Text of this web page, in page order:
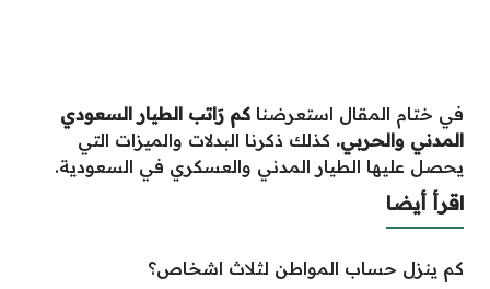
في ختام المقال استعرضنا كم رَاتب الطيار السعودي
المدني والحربي. كذلك ذكرنا البدلات والميزات التي
يحصل عليها الطيار المدني والعسكري في السعودية.
اقرأ أيضا
كم ينزل حساب المواطن لثلاث اشخاص؟